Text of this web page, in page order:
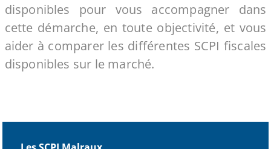
disponibles pour vous accompagner dans
cette démarche, en toute objectivité, et vous
aider à comparer les différentes SCPI fiscales
disponibles sur le marché.